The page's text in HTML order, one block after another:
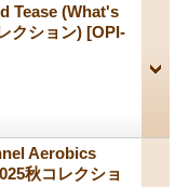
Tease (What's
クション) [OPI-
Aerobics
秋コレクショ